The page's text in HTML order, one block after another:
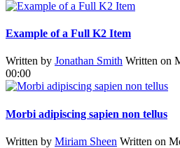
Example of a Full K2 Item
Written by Jonathan Smith Written on
00:00
Morbi adipiscing sapien non tellus
Written by Miriam Sheen Written on